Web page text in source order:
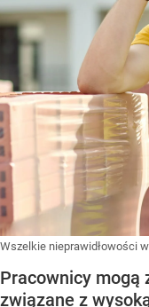
Wszelkie nieprawidłowości
Pracownicy mogą
związane z